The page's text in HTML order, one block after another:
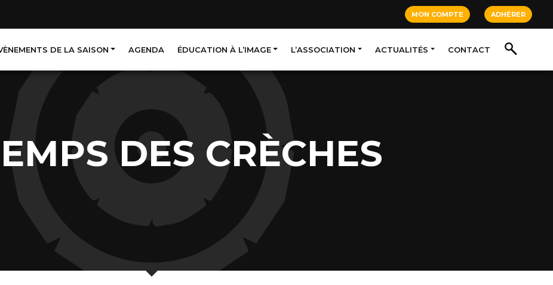
MON COMPTE ADHÉRER
DE LA SAISON AGENDA ÉDUCATION À L’IMAGE L’ASSOCIATION ACTUALITÉS CONTACT
DES CRÈCHES